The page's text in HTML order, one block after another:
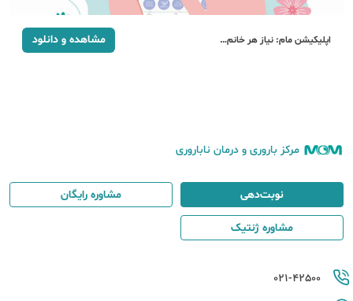
اپلیکیشن مام: نیاز هر خانم… مشاهده و دانلود
مرکز باروری و درمان ناباروری
021-42500
نوبت‌دهی مشاوره رایگان
مشاوره ژنتیک